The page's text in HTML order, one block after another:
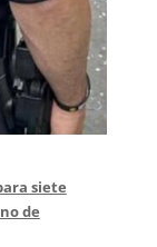
siete
de